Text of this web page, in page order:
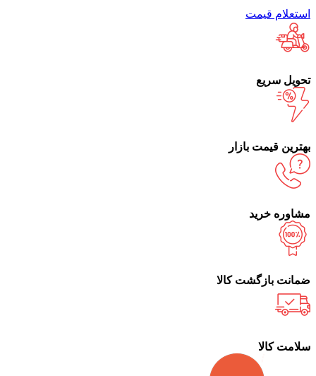
استعلام قیمت
تحویل سریع
بهترین قیمت بازار
مشاوره خرید
ضمانت بازگشت کالا
سلامت کالا